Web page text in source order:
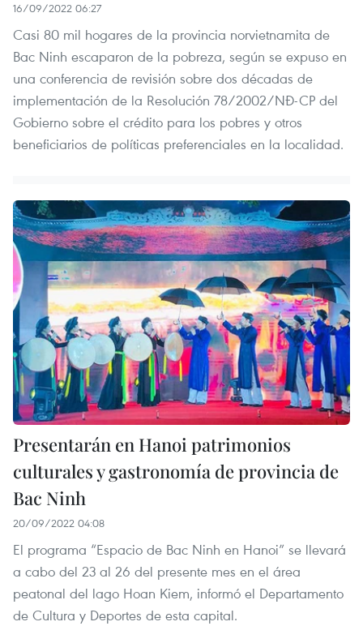
16/09/2022 06:27
Casi 80 mil hogares de la provincia norvietnamita de
Bac Ninh escaparon de la pobreza, según se expuso en
una conferencia de revisión sobre dos décadas de
implementación de la Resolución 78/2002/NĐ-CP del
Gobierno sobre el crédito para los pobres y otros
beneficiarios de políticas preferenciales en la localidad.
Presentarán en Hanoi patrimonios
culturales y gastronomía de provincia de
Bac Ninh
20/09/2022 04:08
El programa “Espacio de Bac Ninh en Hanoi” se llevará
a cabo del 23 al 26 del presente mes en el área
peatonal del lago Hoan Kiem, informó el Departamento
de Cultura y Deportes de esta capital.